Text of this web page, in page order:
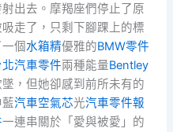
出去。摩羯座們停止了原
走了，只剩下腳踝上的標
一個水箱精優雅的BMW零件
北汽車零件兩種能量Bentley
墜，但她卻感到前所未有的
藍汽車空氣芯光汽車零件報
一連串關於「愛與被愛」的